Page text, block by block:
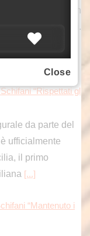
Covid sarebbe un
contro di lui.
gettare fango
“Rispettati gl
da parte del
ufficialmente
il primo
[...]
“Mantenuto i
Close